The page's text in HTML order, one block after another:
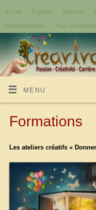
Accueil À propos Services
Blogue/Infolettres Pour nous joindre
MENU
Formations
Les ateliers créatifs «